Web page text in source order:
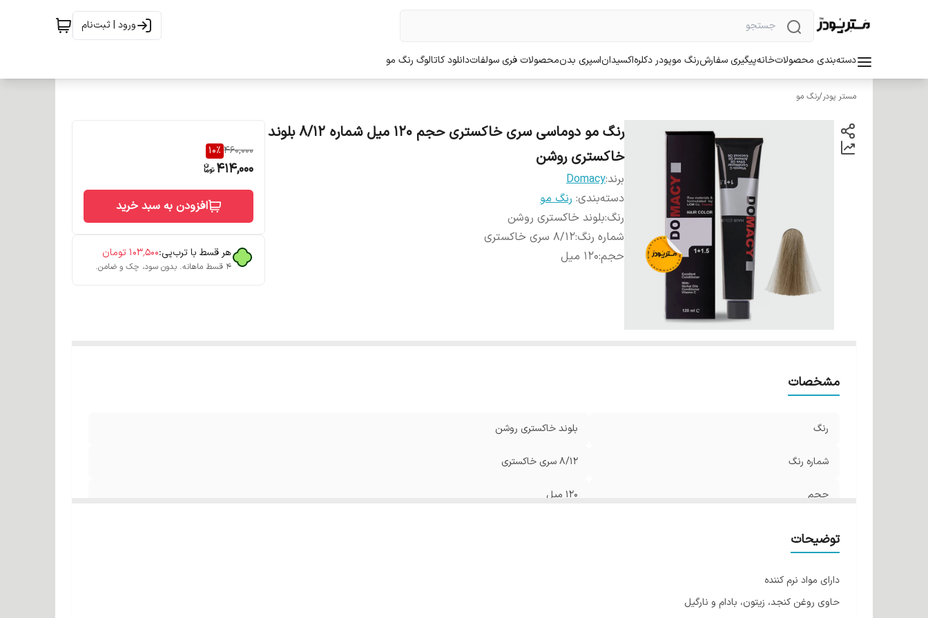
ورود | ثبت‌نام
دسته‌بندی محصولاتخانهپیگیری سفارشرنگ موپودر دکلرهاکسیداناسپری بدنمحصولات فری سولفاتدانلود کاتالوگ رنگ مو
مستر پودر/رنگ مو
رنگ مو دوماسی سری خاکستری حجم 120 میل شماره 8/12 بلوند
خاکستری روشن
برند:Domacy
دسته‌بندی: رنگ مو
رنگ:بلوند خاکستری روشن
شماره رنگ:8/12 سری خاکستری
حجم:120 میل
460,000
10%
414,000
افزودن به سبد خرید
هر قسط با ترب‌پی:۱۰۳٬۵۰۰تومان
۴ قسط ماهانه. بدون سود، چک و ضامن.
مشخصات
رنگ بلوند خاکستری روشن
شماره رنگ 8/12 سری خاکستری
حجم 120 میل
توضیحات
دارای مواد نرم کننده
حاوی روغن کنجد، زیتون، بادام و نارگیل